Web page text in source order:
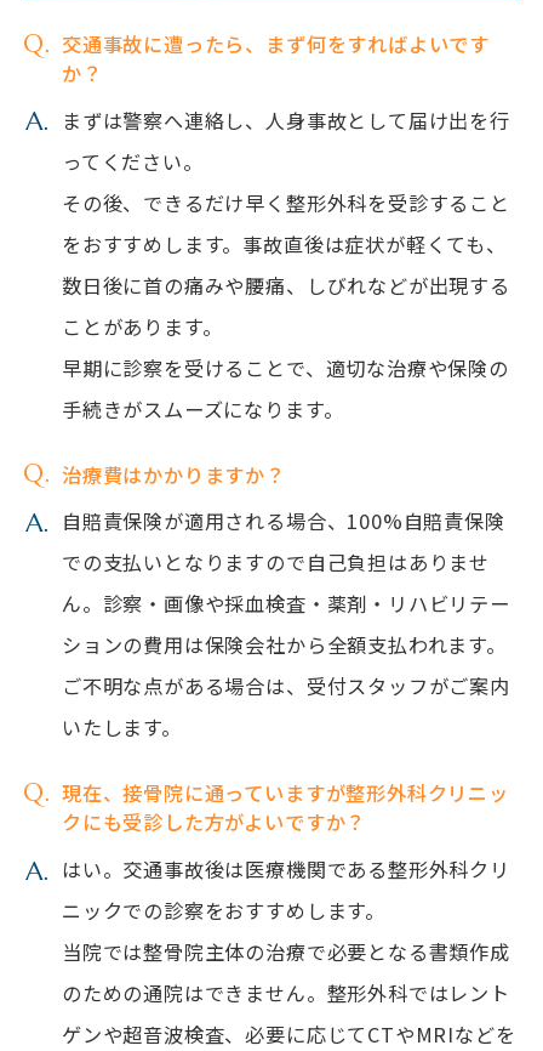
交通事故に遭ったら、まず何をすればよいです
か？
まずは警察へ連絡し、人身事故として届け出を行
ってください。
その後、できるだけ早く整形外科を受診すること
をおすすめします。事故直後は症状が軽くても、
数日後に首の痛みや腰痛、しびれなどが出現する
ことがあります。
早期に診察を受けることで、適切な治療や保険の
手続きがスムーズになります。
治療費はかかりますか？
自賠責保険が適用される場合、100%自賠責保険
での支払いとなりますので自己負担はありませ
ん。診察・画像や採血検査・薬剤・リハビリテー
ションの費用は保険会社から全額支払われます。
ご不明な点がある場合は、受付スタッフがご案内
いたします。
現在、接骨院に通っていますが整形外科クリニッ
クにも受診した方がよいですか？
はい。交通事故後は医療機関である整形外科クリ
ニックでの診察をおすすめします。
当院では整骨院主体の治療で必要となる書類作成
のための通院はできません。整形外科ではレント
ゲンや超音波検査、必要に応じてCTやMRIなどを